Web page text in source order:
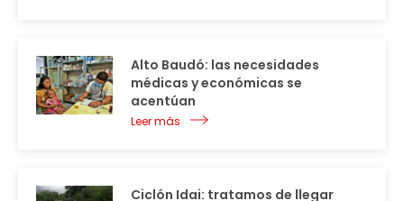
Alto Baudó: las necesidades
médicas y económicas se
acentúan
Leer más
Ciclón Idai: tratamos de llegar